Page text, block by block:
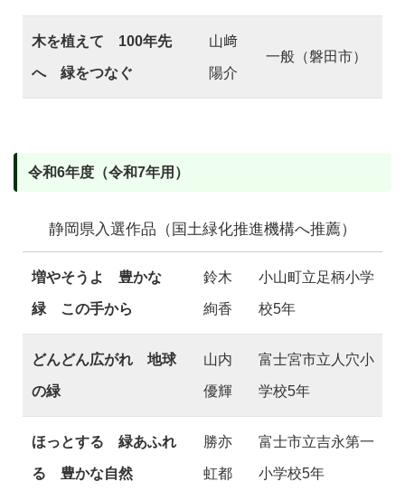
木を植えて 100年先
へ 緑をつなぐ
山﨑
陽介
一般（磐田市）
令和6年度（令和7年用）
静岡県入選作品（国土緑化推進機構へ推薦）
増やそうよ 豊かな
緑 この手から
鈴木
絢香
小山町立足柄小学
校5年
どんどん広がれ 地球
の緑
山内
優輝
富士宮市立人穴小
学校5年
ほっとする 緑あふれ
る 豊かな自然
勝亦
虹都
富士市立吉永第一
小学校5年